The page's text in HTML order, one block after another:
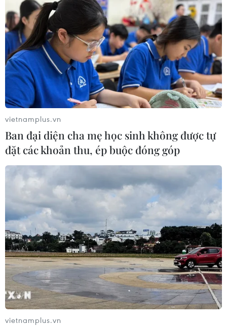
vietnamplus.vn
Ban đại diện cha mẹ học sinh không được tự
đặt các khoản thu, ép buộc đóng góp
vietnamplus.vn